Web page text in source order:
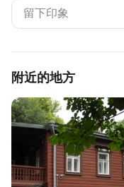
附近的地方